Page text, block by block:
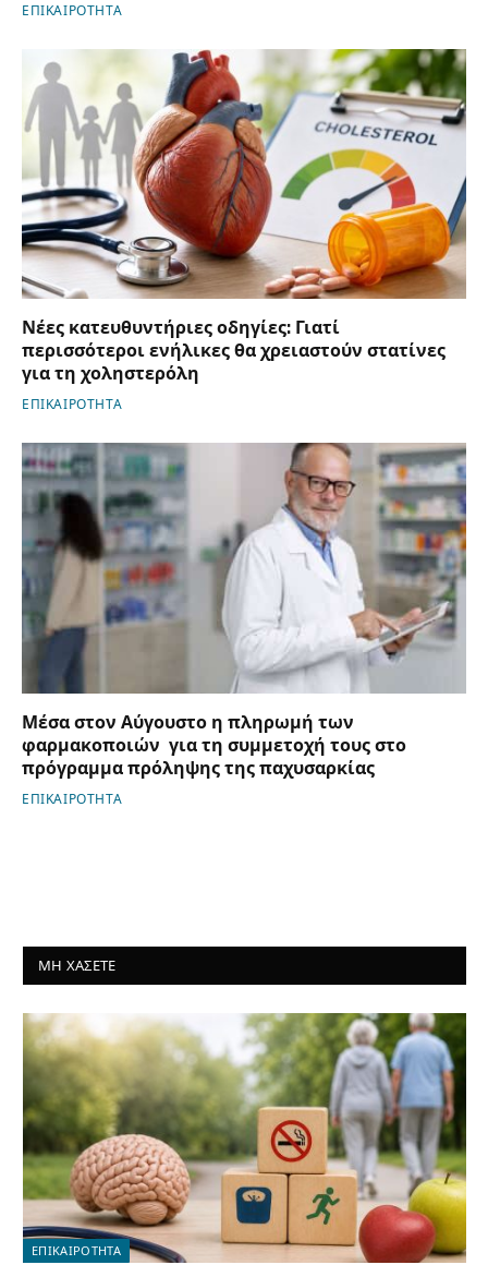
ΕΠΙΚΑΙΡΟΤΗΤΑ
Νέες κατευθυντήριες οδηγίες: Γιατί
περισσότεροι ενήλικες θα χρειαστούν στατίνες
για τη χοληστερόλη
ΕΠΙΚΑΙΡΟΤΗΤΑ
Μέσα στον Αύγουστο η πληρωμή των
φαρμακοποιών για τη συμμετοχή τους στο
πρόγραμμα πρόληψης της παχυσαρκίας
ΕΠΙΚΑΙΡΟΤΗΤΑ
ΜΗ ΧΑΣΕΤΕ
ΕΠΙΚΑΙΡΟΤΗΤΑ